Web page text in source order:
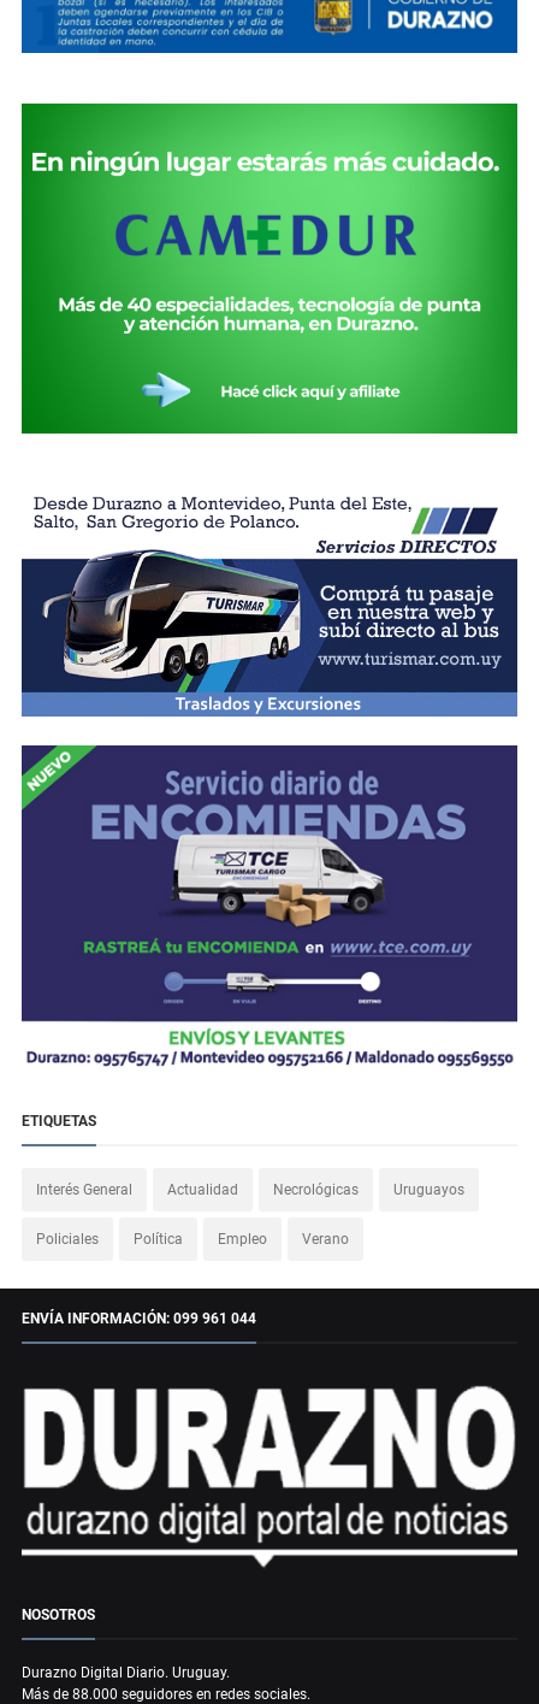
ETIQUETAS
Interés General Actualidad Necrológicas Uruguayos
Policiales Política Empleo Verano
ENVÍA INFORMACIÓN: 099 961 044
NOSOTROS
Durazno Digital Diario. Uruguay.
Más de 88.000 seguidores en redes sociales.